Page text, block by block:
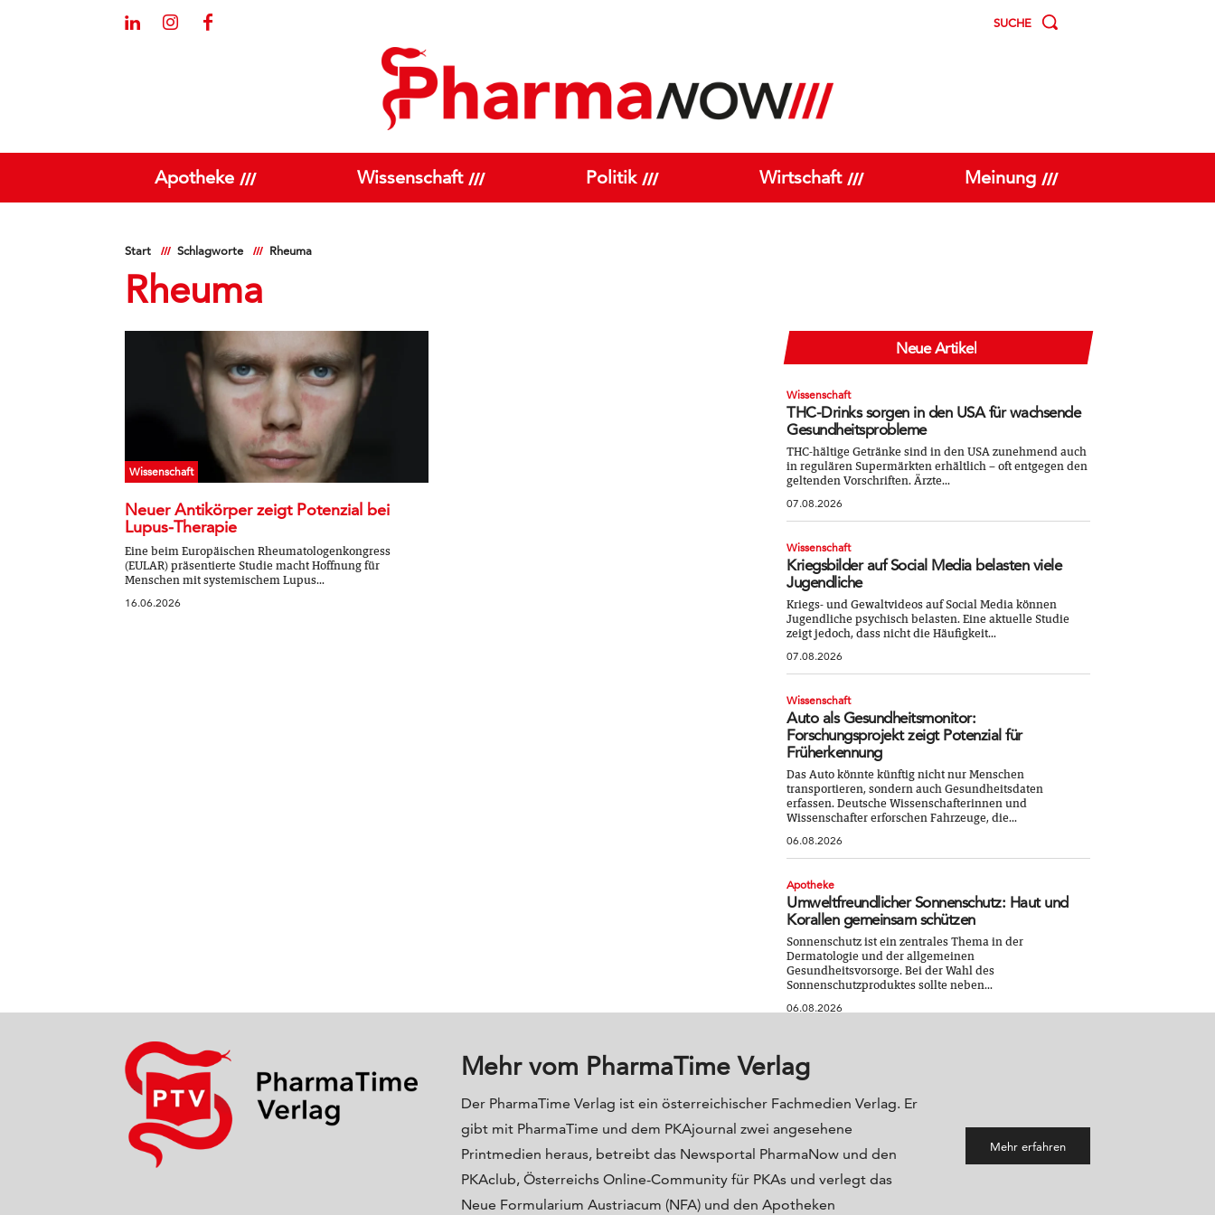
SUCHE
Apotheke Wissenschaft Politik Wirtschaft Meinung
Start Schlagworte Rheuma
Rheuma
Wissenschaft
Neuer Antikörper zeigt Potenzial bei
Lupus-Therapie
Eine beim Europäischen Rheumatologenkongress
(EULAR) präsentierte Studie macht Hoffnung für
Menschen mit systemischem Lupus...
16.06.2026
Neue Artikel
Wissenschaft
THC-Drinks sorgen in den USA für wachsende
Gesundheitsprobleme
THC-hältige Getränke sind in den USA zunehmend auch
in regulären Supermärkten erhältlich – oft entgegen den
geltenden Vorschriften. Ärzte...
07.08.2026
Wissenschaft
Kriegsbilder auf Social Media belasten viele
Jugendliche
Kriegs- und Gewaltvideos auf Social Media können
Jugendliche psychisch belasten. Eine aktuelle Studie
zeigt jedoch, dass nicht die Häufigkeit...
07.08.2026
Wissenschaft
Auto als Gesundheitsmonitor:
Forschungsprojekt zeigt Potenzial für
Früherkennung
Das Auto könnte künftig nicht nur Menschen
transportieren, sondern auch Gesundheitsdaten
erfassen. Deutsche Wissenschafterinnen und
Wissenschafter erforschen Fahrzeuge, die...
06.08.2026
Apotheke
Umweltfreundlicher Sonnenschutz: Haut und
Korallen gemeinsam schützen
Sonnenschutz ist ein zentrales Thema in der
Dermatologie und der allgemeinen
Gesundheitsvorsorge. Bei der Wahl des
Sonnenschutzproduktes sollte neben...
06.08.2026
Mehr vom PharmaTime Verlag
Der PharmaTime Verlag ist ein österreichischer Fachmedien Verlag. Er
gibt mit PharmaTime und dem PKAjournal zwei angesehene
Printmedien heraus, betreibt das Newsportal PharmaNow und den
PKAclub, Österreichs Online-Community für PKAs und verlegt das
Neue Formularium Austriacum (NFA) und den Apotheken
Mehr erfahren